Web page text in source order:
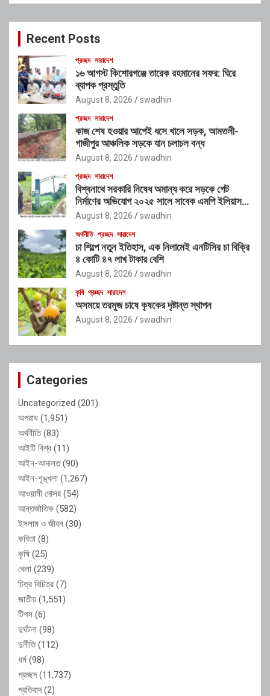
c
Recent Posts
প্রচ্ছদ সারাদেশ
১৬ আগস্ট কিশোরগঞ্জে তারেক রহমানের সফর: ঘিরে
ব্যাপক প্রস্তুতি
August 8, 2026 swadhin
প্রচ্ছদ সারাদেশ
কাজ শেষ হওয়ার আগেই ধসে খালে সড়ক, আমতলী-
গাজীপুর আঞ্চলিক সড়কে যান চলাচল বন্ধ
August 8, 2026 swadhin
প্রচ্ছদ সারাদেশ
বিশ্বনাথে সরকারি নিষেধ অমান্য করে সড়কে গেট
নির্মাণের অভিযোগ ২০২৫ সালে সাবেক এমপি ইলিয়াস
আলীর নামে নামফলক স্থাপনের অভিযোগ
August 8, 2026 swadhin
অর্থনীতি প্রচ্ছদ সারাদেশ
চা শিল্পে নতুন ইতিহাস, এক নিলামেই এনটিসির চা বিক্রি
৪ কোটি ৪৭ লাখ টাকার বেশি
August 8, 2026 swadhin
কৃষি প্রচ্ছদ সারাদেশ
অসময়ে তরমুজ চাষে কৃষকের দৃষ্টান্ত স্থাপন
August 8, 2026 swadhin
Categories
Uncategorized (201)
অপরাধ (1,951)
অর্থনীতি(83)
আইটি বিশ্ব (11)
আইন-আদালত(90)
আইন-শৃঙ্খলা (1,267)
আওয়ামী দোসর (54)
আন্তর্জাতিক (582)
ইসলাম ও জীবন (30)
কবিতা (8)
কৃষি (25)
খেলা (239)
চিত্র বিচিত্র (7)
জাতীয় (1,551)
টিপস (6)
দুর্ঘটনা (98)
দুর্নীতি(112)
ধর্ম(98)
প্রচ্ছদ(11,737)
প্রতিবাদ(2)